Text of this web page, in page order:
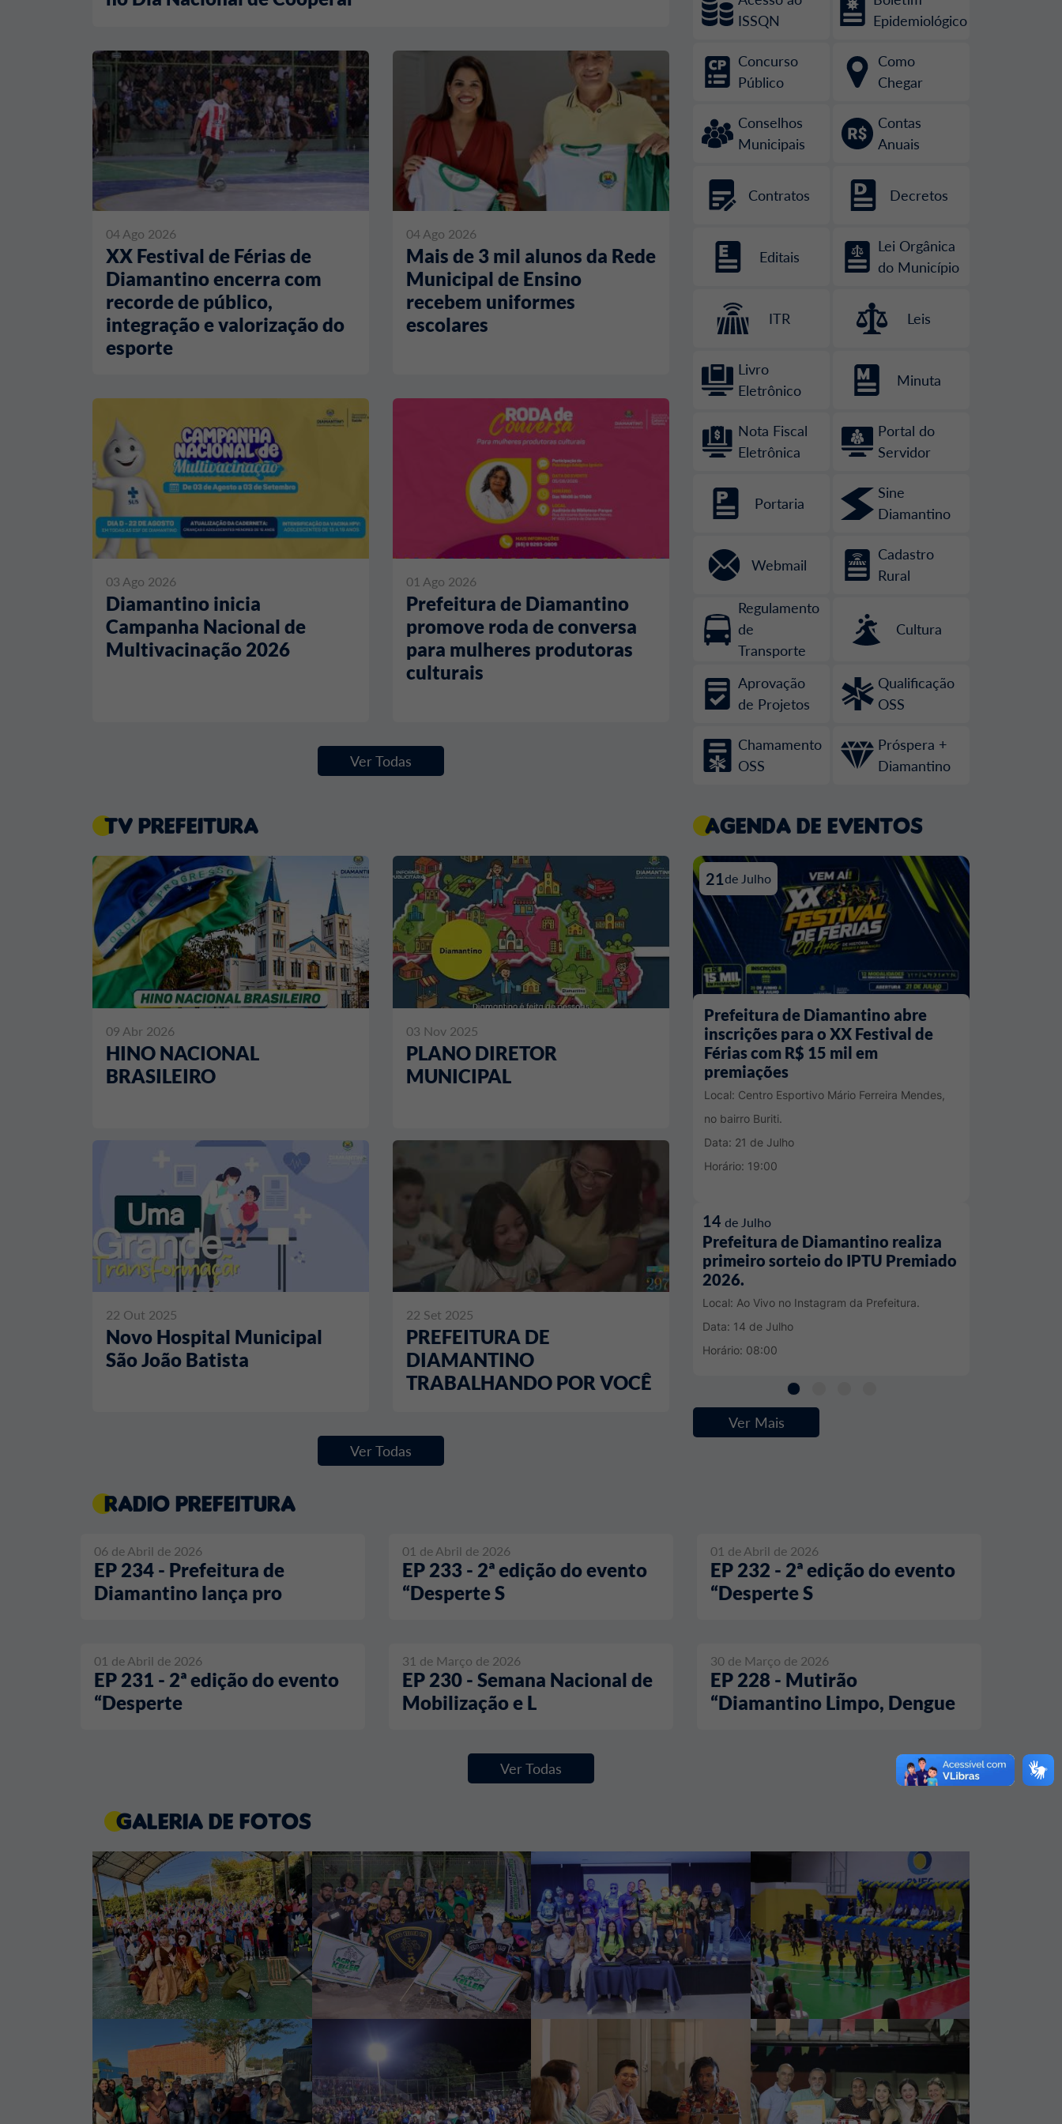
04 Ago 2026
XX Festival de Férias de
Diamantino encerra com
recorde de público,
integração e valorização do
esporte
04 Ago 2026
Mais de 3 mil alunos da Rede
Municipal de Ensino
recebem uniformes
escolares
03 Ago 2026
Diamantino inicia
Campanha Nacional de
Multivacinação 2026
01 Ago 2026
Prefeitura de Diamantino
promove roda de conversa
para mulheres produtoras
culturais
Ver Todas
ISSQN
Epidemiológico
Concurso
Público
Como
Chegar
Conselhos
Municipais
Contas
Anuais
Contratos Decretos
Editais
Lei Orgânica
do Município
ITR Leis
Livro
Eletrônico
Minuta
Nota Fiscal
Eletrônica
Portal do
Servidor
Portaria
Sine
Diamantino
Webmail
Cadastro
Rural
Regulamento
de
Transporte
Cultura
Aprovação
de Projetos
Qualificação
OSS
Chamamento
OSS
Próspera +
Diamantino
TV Prefeitura
09 Abr 2026
HINO NACIONAL
BRASILEIRO
03 Nov 2025
PLANO DIRETOR
MUNICIPAL
22 Out 2025
Novo Hospital Municipal
São João Batista
22 Set 2025
PREFEITURA DE
DIAMANTINO
TRABALHANDO POR VOCÊ
Ver Todas
Agenda de Eventos
21de Julho
Prefeitura de Diamantino abre
inscrições para o XX Festival de
Férias com R$ 15 mil em
premiações
Local: Centro Esportivo Mário Ferreira Mendes,
no bairro Buriti.
Data: 21 de Julho
Horário: 19:00
25 de Junho
12ª Conferência Municipal dos
Direitos da Criança e do
Adolescente
Local: Unemat
Data: 25 de Junho
Horário: 07:00
Ver Mais
Radio Prefeitura
06 de Abril de 2026
EP 234 - Prefeitura de
Diamantino lança pro
01 de Abril de 2026
EP 233 - 2ª edição do evento
“Desperte S
01 de Abril de 2026
EP 232 - 2ª edição do evento
“Desperte S
01 de Abril de 2026
EP 231 - 2ª edição do evento
“Desperte
31 de Março de 2026
EP 230 - Semana Nacional de
Mobilização e L
30 de Março de 2026
EP 228 - Mutirão
“Diamantino Limpo, Dengue
Ver Todas
Galeria de Fotos
06 Ago 2026
Teatro na Escola
Municipal de Tempo
03 Ago 2026
Secretaria de
Esportes e Lazer
realizou a Final dos
XX Jogos de Férias
29 Jul 2026
29 Jul 2026
Reinauguração do